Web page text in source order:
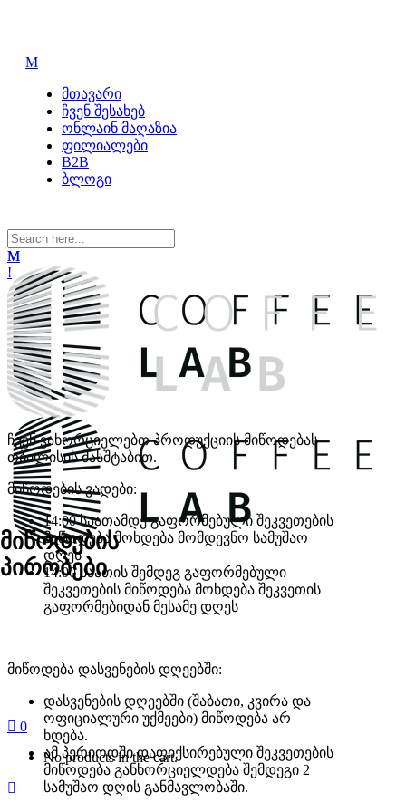
მთავარი
ჩვენ შესახებ
ონლაინ მაღაზია
ფილიალები
B2B
ბლოგი
0
No products in the cart.
მიწოდების
პირობები
ჩვენ ვახორციელებთ პროდუქციის მიწოდებას
თბილისის მასშტაბით.
მიწოდების ვადები:
14:00 საათამდეგაფორმებული შეკვეთების
მიწოდება მოხდება მომდევნო სამუშაო
დღეს
14:00 საათის შემდეგ გაფორმებული
შეკვეთების მიწოდება მოხდება შეკვეთის
გაფორმებიდან მესამე დღეს
მიწოდება დასვენების დღეებში:
დასვენების დღეებში (შაბათი, კვირა და
ოფიციალური უქმეები) მიწოდება არ
ხდება.
ამ პერიოდში დაფიქსირებული შეკვეთების
მიწოდება განხორციელდება შემდეგი 2
სამუშაო დღის განმავლობაში.